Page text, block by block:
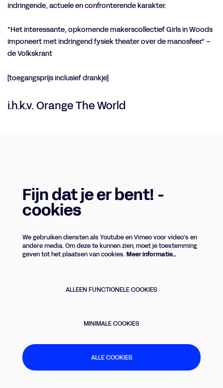
indringende, actuele en confronterende karakter.
“Het interessante, opkomende makerscollectief Girls in Woods
imponeert met indringend fysiek theater over de manosfeer.” –
de Volkskrant
[toegangsprijs inclusief drankje]
i.h.k.v. Orange The World
Fijn dat je er bent! -
cookies
We gebruiken diensten als Youtube en Vimeo voor video's en
andere media. Om deze te kunnen zien, moet je toestemming
geven tot het plaatsen van cookies.Meer informatie…
ALLEEN FUNCTIONELE COOKIES
MINIMALE COOKIES
ALLE COOKIES